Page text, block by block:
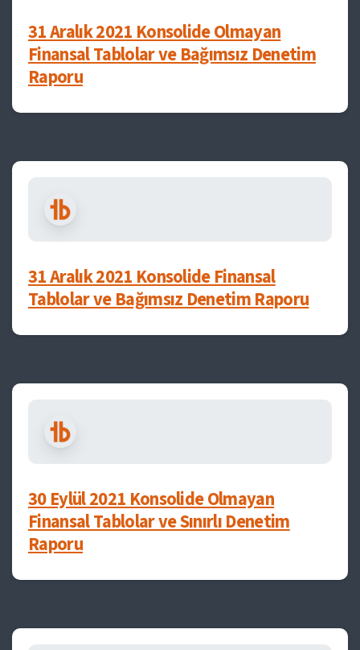
31 Aralık 2021 Konsolide Olmayan
Finansal Tablolar ve Bağımsız Denetim
Raporu
31 Aralık 2021 Konsolide Finansal
Tablolar ve Bağımsız Denetim Raporu
30 Eylül 2021 Konsolide Olmayan
Finansal Tablolar ve Sınırlı Denetim
Raporu